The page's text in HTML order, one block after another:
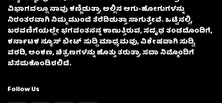
ವಿಭಾಗದಲ್ಲೂ ನಾವು ಕಣ್ಣಿಡುತ್ತಾ, ಅಲ್ಲಿನ ಆಗು-ಹೋಗುಗಳನ್ನು
ನಿರಂತರವಾಗಿ ನಿಮ್ಮ ಮುಂದೆ ತೆರೆದಿಡುತ್ತಾ ಸಾಗುತ್ತೇವೆ. ಒಟ್ಟಿನಲ್ಲಿ,
ಬರವಣಿಗೆಯಲ್ಲೇ ಭಗವಂತನನ್ನ ಕಾಣುತ್ತಿರುವ, ಸದೃಢ ತಂಡದೊಂದಿಗೆ,
ಕರ್ನಾಟಕ ನ್ಯೂಸ್ ಬೀಟ್ ಸುದ್ದಿ ಮಾಧ್ಯಮವು, ವಿಶೇಷವಾಗಿ ಸುದ್ದಿ,
ವರದಿ, ಅಂಕಣ, ಚಿತ್ರಣಗಳನ್ನು ಹೊತ್ತು ತರುತ್ತಾ, ಸದಾ ನಿಮ್ಮೊಂದಿಗೆ
ಬೆಸೆದುಕೊಂಡಿರಲಿದೆ.
Follow Us